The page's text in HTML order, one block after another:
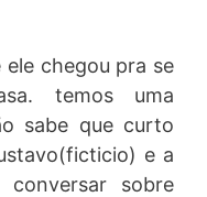
chegou pra se
temos uma
sabe que curto
e a
sobre